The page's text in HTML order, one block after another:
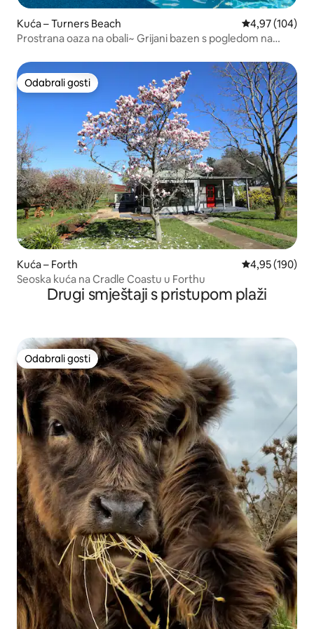
Kuća – Turners Beach Prosječna
4,97 (104)
Prostrana oaza na obali~ Grijani bazen s pogledom na
Odabrali gosti
Odabrali gosti
Kuća – Forth Prosječna
4,95 (190)
Seoska kuća na Cradle Coastu u Forthu
Drugi smještaji s pristupom plaži
Odabrali gosti
Odabrali gosti